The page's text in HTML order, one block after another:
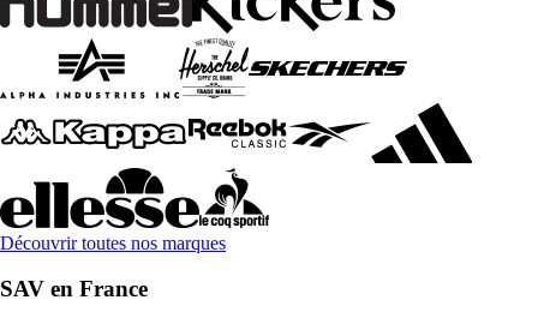
Découvrir toutes nos marques
SAV en France